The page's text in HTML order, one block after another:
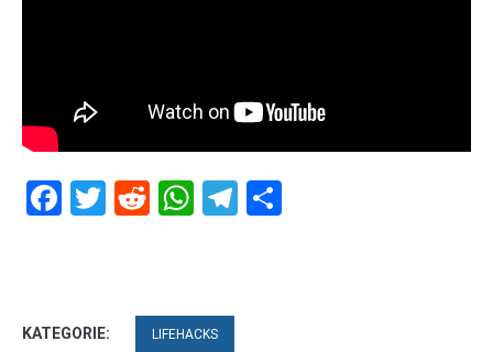
Facebook
Twitter
RedditWhatsApp
Telegram
KATEGORIE: LIFEHACKS